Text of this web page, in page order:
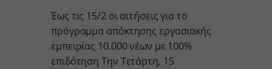
Έως τις 15/2 οι αιτήσεις για το
πρόγραμμα απόκτησης εργασιακής
εμπειρίας 10.000 νέων με 100%
επιδότηση Την Τετάρτη, 15